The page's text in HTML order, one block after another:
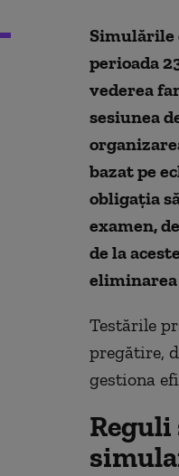
Simulările
perioada
vederea
sesiunea
bazat pe
obligația
examen,
de la
Testările
pregătire,
gestiona